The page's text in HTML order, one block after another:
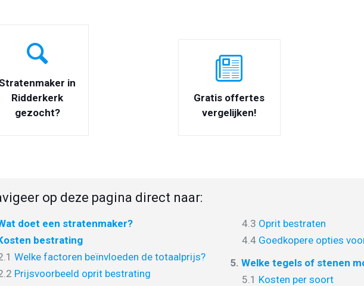
in
Ridderkerk
gezocht?
Gratis offertes
vergelijken!
op deze pagina direct naar:
doet een stratenmaker?
bestrating
Welke factoren beïnvloeden de totaalprijs?
Prijsvoorbeeld oprit bestrating
4.3 Oprit bestraten
4.4 Goedkopere opties
5. Welke tegels of stenen
5.1 Kosten per soort